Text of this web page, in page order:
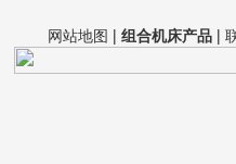
网站地图 | 组合机床产品 |